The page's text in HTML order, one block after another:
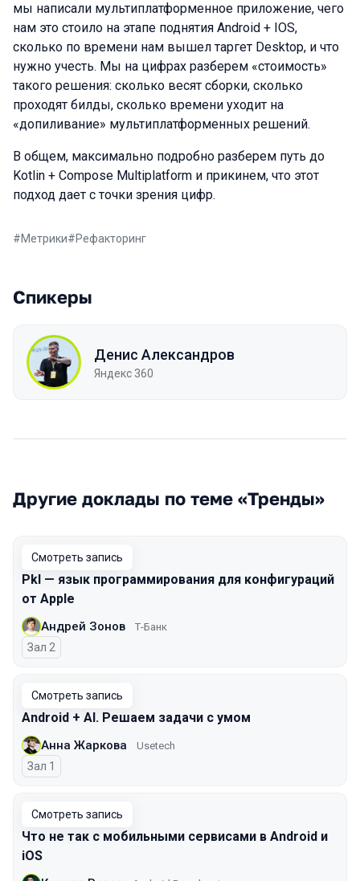
мы написали мультиплатформенное приложение, чего
нам это стоило на этапе поднятия Android + IOS,
сколько по времени нам вышел таргет Desktop, и что
нужно учесть. Мы на цифрах разберем «стоимость»
такого решения: сколько весят сборки, сколько
проходят билды, сколько времени уходит на
«допиливание» мультиплатформенных решений.
В общем, максимально подробно разберем путь до
Kotlin + Compose Multiplatform и прикинем, что этот
подход дает с точки зрения цифр.
#Метрики#Рефакторинг
Спикеры
Денис Александров
Яндекс 360
Другие доклады по теме «Тренды»
Смотреть запись
Pkl — язык программирования для конфигураций
от Apple
Андрей Зонов Т-Банк
Зал 2
Смотреть запись
Android + AI. Решаем задачи с умом
Анна Жаркова Usetech
Зал 1
Смотреть запись
Что не так с мобильными сервисами в Android и
iOS